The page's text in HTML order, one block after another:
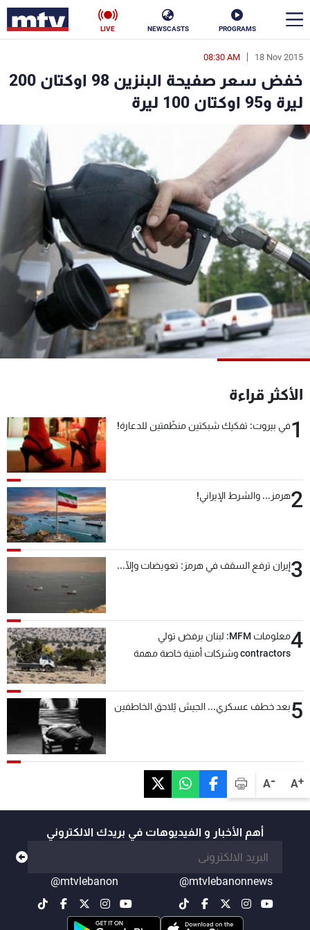
PROGRAMS
NEWSCASTS
LIVE
A+
A-
18 Nov 2015
08:30 AM
خفض سعر صفيحة البنزين 98 اوكتان 200
ليرة و95 اوكتان 100 ليرة
الأكثر قراءة
1في بيروت: تفكيك شبكتين منظّمتين للدعارة!
2هرمز... والشرط الإيراني!
3إيران ترفع السقف في هرمز: تعويضات وإلّا...
4
معلومات MFM: لبنان يرفض تولي
contractors وشركات أمنية خاصة مهمة
5بعد خطف عسكري... الجيش يُلاحق الخاطفين
أهم الأخبار و الفيديوهات في بريدك الالكتروني
@mtvlebanonnews
@mtvlebanon
en
الأخبار
سياسة
إقتصاد فن
رياضة
كأس العالم
البرامج
جدول البرامج
شاهد البرامج
الترددات
عن MTV
الإنـتـاج
شروط الإسـتخدام
سياسة الخصوصية